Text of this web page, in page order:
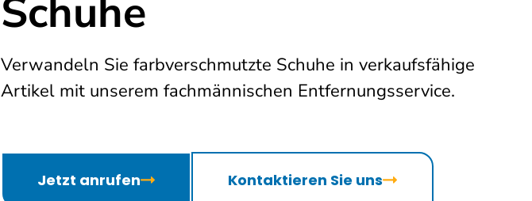
Schuhe
Verwandeln Sie farbverschmutzte Schuhe in verkaufsfähige
Artikel mit unserem fachmännischen Entfernungsservice.
Jetzt anrufen Kontaktieren Sie uns